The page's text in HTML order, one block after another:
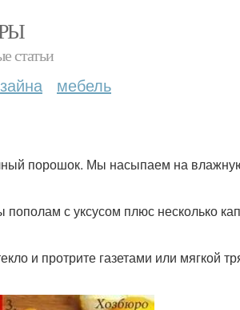
статьи
мебель
порошок. Мы насыпаем на
с уксусом плюс несколько
и протрите газетами или мягкой